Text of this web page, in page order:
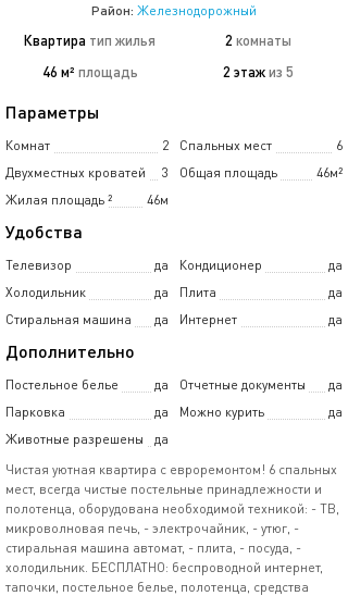
Район: Железнодорожный
Квартира тип жилья 2 комнаты
46 м² площадь 2 этажиз 5
Параметры
Комнат 2 Спальных мест
6
Двухместных кроватей
3 Общая площадь
46м²
Жилая площадь
46м
²
Удобства
Телевизор да Кондиционер
да
Холодильник
да Плита
да
Стиральная машина
да Интернет да
Дополнительно
Постельное белье да Отчетные документы
да
Парковка
да Можно курить
да
Животные разрешены
да
Чистая уютная квартира с евроремонтом! 6 спальных
мест, всегда чистые постельные принадлежности и
полотенца, оборудована необходимой техникой: - ТВ,
микроволновая печь, - электрочайник, - утюг, -
стиральная машина автомат, - плита, - посуда, -
холодильник. БЕСПЛАТНО: беспроводной интернет,
тапочки, постельное белье, полотенца, средства